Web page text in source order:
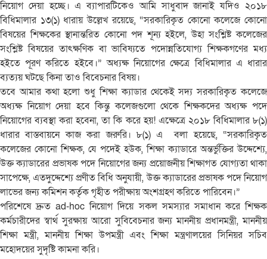
নিয়োগ দেয়া হচ্ছে। এ ব্যাপারটিকেও আমি সাধুবাদ জানাই যদিও ২০১৮
বিধিমালার ১৩(১) ধারায় উল্লেখ রয়েছে, “সরকারিকৃত কোনো কলেজে কোনো
বিষয়ের শিক্ষকের স্থানান্তরিত কোনো পদ শূন্য হইলে, উহা সংশ্লিষ্ট কলেজের
সংশ্লিষ্ট বিষয়ের তাৎক্ষণিক বা ভাবিষ্যতে পদোন্নতিযোগ্য শিক্ষকগণের মধ্য
হইতে পূরণ করিতে হইবে।” অধ্যক্ষ নিয়োগের ক্ষেত্রে বিধিমালার এ ধারার
ব্যত্যয় ঘটছে কিনা তাও বিবেচনার বিষয়।
তবে আমার কথা হলো শুধু শিক্ষা ক্যাডার থেকেই সদ্য সরকারিকৃত কলেজে
অধ্যক্ষ নিয়োগ দেয়া হবে কিন্তু কলেজগুলো থেকে শিক্ষকদের অধ্যক্ষ পদে
নিয়োগের ব্যবস্থা করা হবেনা, তা কি করে হয়! এক্ষেত্রে ২০১৮ বিধিমালার ৮(১)
ধারার বাস্তবায়নে কাজ করা জরুরি। ৮(১) এ বলা হয়েছে, “সরকারিকৃত
কলেজের কোনো শিক্ষক, যে পদেই হউক, শিক্ষা ক্যাডারে অন্তর্ভুক্তির উদ্দেশ্যে,
উক্ত ক্যাডারের প্রভাষক পদে নিয়োগের জন্য প্রয়োজনীয় শিক্ষাগত যোগ্যতা থাকা
সাপেক্ষে, এতদুদ্দেশ্যে প্রণীত বিধি অনুযায়ী, উক্ত ক্যাডারের প্রভাষক পদে নিয়োগ
লাভের জন্য কমিশন কর্তৃক গৃহীত পরীক্ষায় অংশগ্রহণ করিতে পারিবেন।”
পরিশেষে দ্রুত ad-hoc নিয়োগ দিয়ে সকল সমস্যার সমাধান করে শিক্ষক
কর্মচারীদের স্বার্থ সুরক্ষায় আরো সুবিবেচনার জন্য মাননীয় প্রধানমন্ত্রী, মাননীয়
শিক্ষা মন্ত্রী, মাননীয় শিক্ষা উপমন্ত্রী এবং শিক্ষা মন্ত্রণালয়ের সিনিয়র সচিব
মহোদয়ের সুদৃষ্টি কামনা করি।